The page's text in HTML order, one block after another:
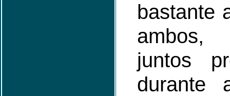
bastante
ambos,
juntos
durante